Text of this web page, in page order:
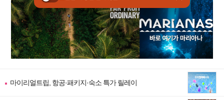
마이리얼트립, 항공·패키지·숙소 특가 릴레이